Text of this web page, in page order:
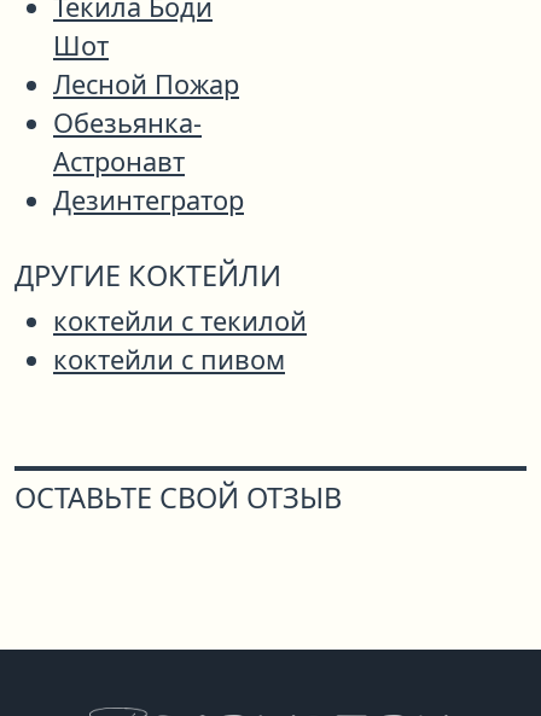
Шот
Лесной Пожар
Обезьянка-
Астронавт
Дезинтегратор
ДРУГИЕ КОКТЕЙЛИ
коктейли с текилой
коктейли с пивом
ОСТАВЬТЕ СВОЙ ОТЗЫВ